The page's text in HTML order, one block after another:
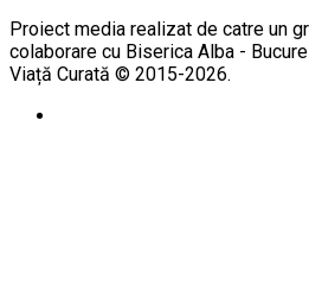
Proiect media realizat de catre un
colaborare cu Biserica Alba -
Viață Curată © 2015-2026.